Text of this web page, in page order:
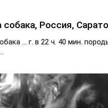
собака, Россия,
... г. в 22 ч. 40 мин.